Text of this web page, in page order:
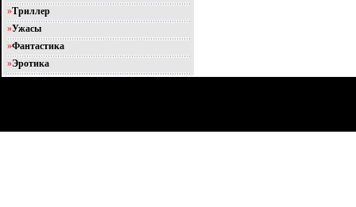
»Триллер
»Ужасы
»Фантастика
»Эротика